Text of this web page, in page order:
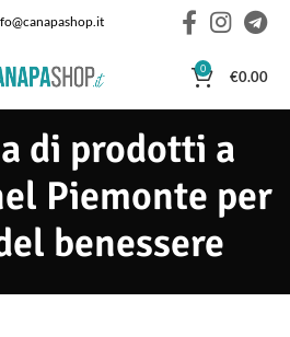
0 €0.00
di prodotti a
Piemonte per
benessere